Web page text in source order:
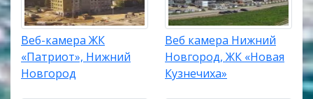
Веб-камера ЖК
«Патриот», Нижний
Новгород
Веб камера Нижний
Новгород, ЖК «Новая
Кузнечиха»